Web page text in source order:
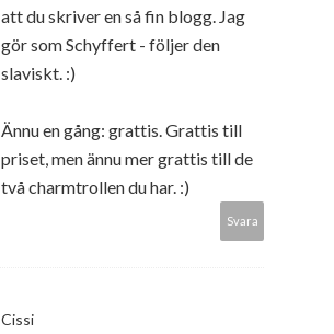
att du skriver en så fin blogg. Jag
gör som Schyffert - följer den
slaviskt. :)
Ännu en gång: grattis. Grattis till
priset, men ännu mer grattis till de
två charmtrollen du har. :)
Svara
Cissi